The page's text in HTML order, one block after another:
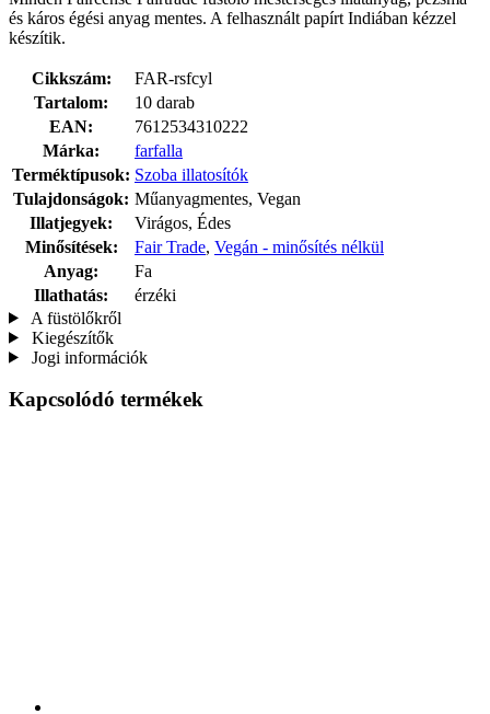
és káros égési anyag mentes. A felhasznált papírt Indiában kézzel
készítik.
Cikkszám:
FAR-rsfcyl
Tartalom:
10 darab
EAN:
7612534310222
Márka:
farfalla
Terméktípusok: Szoba illatosítók
Tulajdonságok: Műanyagmentes, Vegan
Illatjegyek:
Virágos, Édes
Minősítések:
Fair Trade, Vegán - minősítés nélkül
Anyag:
Fa
Illathatás:
érzéki
A füstölőkről
Kiegészítők
Jogi információk
Kapcsolódó termékek